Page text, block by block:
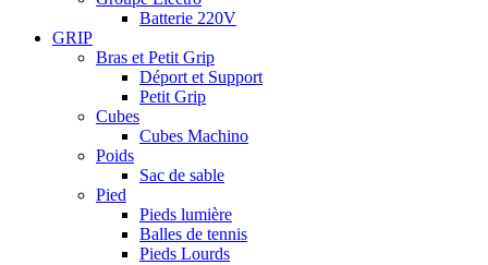
Batterie 220V
GRIP
Bras et Petit Grip
Déport et Support
Petit Grip
Cubes
Cubes Machino
Poids
Sac de sable
Pied
Pieds lumière
Balles de tennis
Pieds Lourds